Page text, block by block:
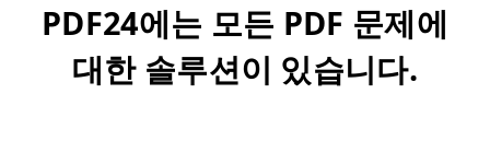
PDF24에는 모든 PDF 문제에
대한 솔루션이 있습니다.